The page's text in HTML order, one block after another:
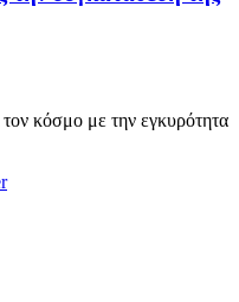
κόσμο με την εγκυρότητα